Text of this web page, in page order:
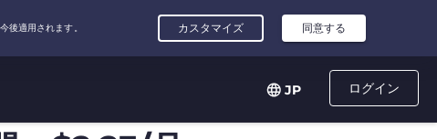
ログイン
JP